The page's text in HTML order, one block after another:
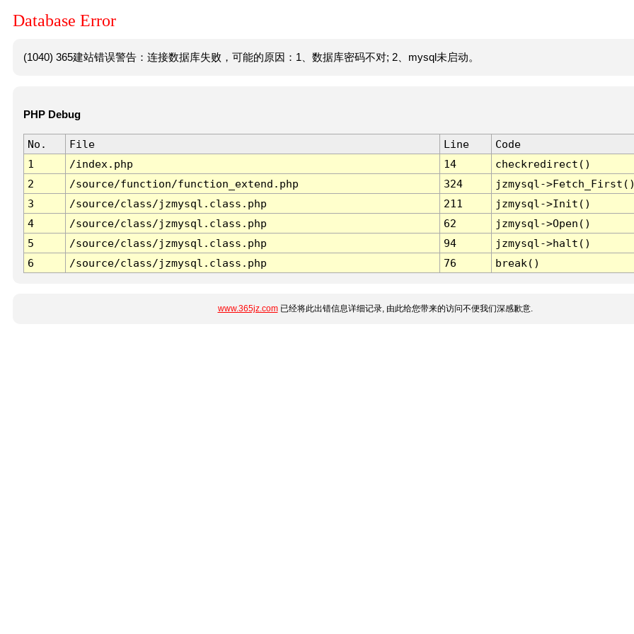
Database Error
(1040) 365建站错误警告：连接数据库失败，可能的原因：1、数据库密码不对; 2、mysql未启动。
PHP Debug
No. File Line
Code
1
/index.php 14
checkredirect()
2
/source/function/function_extend.php 324
jzmysql-
3
/source/class/jzmysql.class.php 211
jzmysql->Init()
4
/source/class/jzmysql.class.php 62
jzmysql->Open()
5
/source/class/jzmysql.class.php 94
jzmysql->halt()
6
/source/class/jzmysql.class.php 76 break()
www.365jz.com已经将此出错信息详细记录, 由此给您带来的访问不便我们深感歉意.